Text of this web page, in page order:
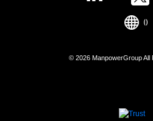
© 2026 ManpowerGroup All
()